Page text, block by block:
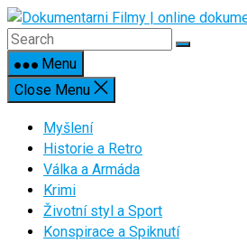
Skip
to
contentMenu
Close Menu
Myšlení
Historie a Retro
Válka a Armáda
Krimi
Životní styl a Sport
Konspirace a Spiknutí